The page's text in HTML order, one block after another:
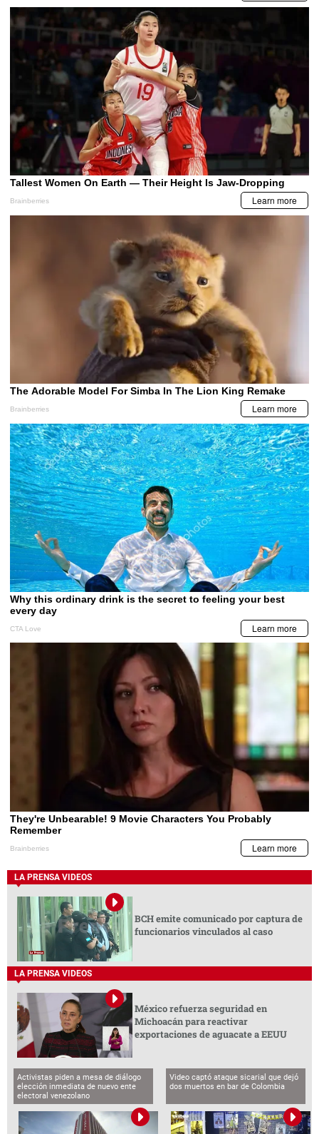
LA PRENSA VIDEOS
BCH emite comunicado por captura de
funcionarios vinculados al caso
LA PRENSA VIDEOS
México refuerza seguridad en
Michoacán para reactivar
exportaciones de aguacate a EEUU
Activistas piden a mesa de diálogo
elección inmediata de nuevo ente
electoral venezolano
Video captó ataque sicarial que dejó
dos muertos en bar de Colombia